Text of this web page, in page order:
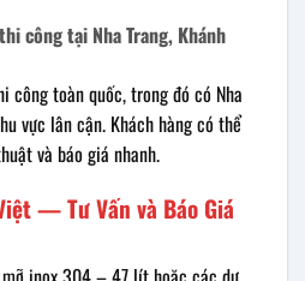
công tại Nha Trang, Khánh
công toàn quốc, trong đó có Nha
vực lân cận. Khách hàng có thể
và báo giá nhanh.
— Tư Vấn và Báo Giá